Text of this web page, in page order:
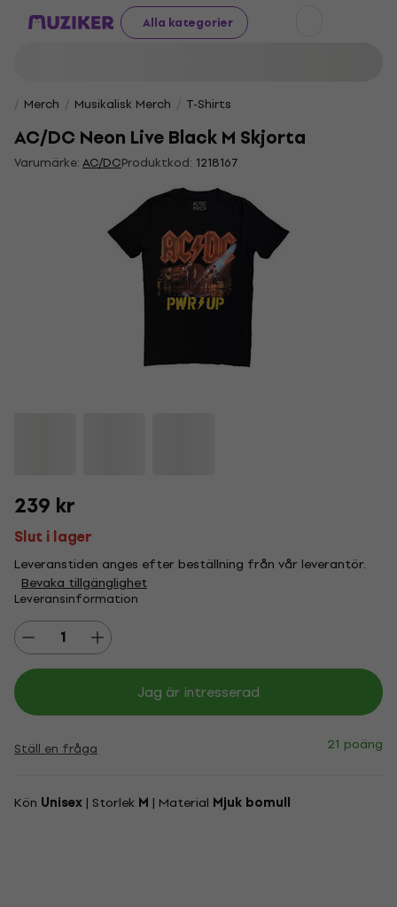
Alla kategorier
Merch Musikalisk Merch T-Shirts
AC/DC Neon Live Black M Skjorta
Varumärke:AC/DCProduktkod: 1218167
239 kr
Slut i lager
Leveranstiden anges efter beställning från vår leverantör.
Bevaka tillgänglighet
Leveransinformation
Jag är intresserad
Ställ en fråga 21 poäng
Kön Unisex | Storlek M | Material Mjuk bomull